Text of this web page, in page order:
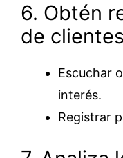
6. Obtén
de
Escuchar
interés.
Registrar